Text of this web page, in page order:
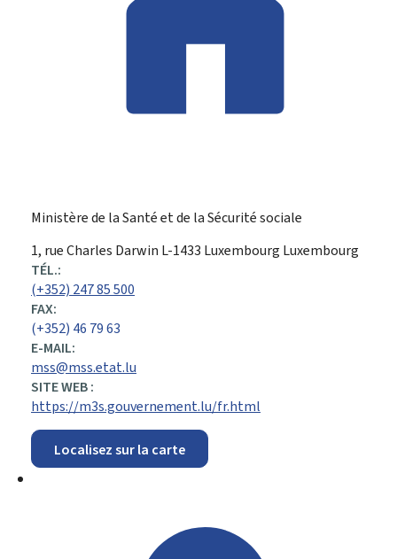
Ministère de la Santé et de la Sécurité sociale
ADRESSE
:
1, rue Charles Darwin L-1433 Luxembourg Luxembourg
TÉL.:
(+352) 247 85 500
FAX:
(+352) 46 79 63
E-MAIL:
mss@mss.etat.lu
SITE WEB :
https://m3s.gouvernement.lu/fr.html
Localisez sur la carte